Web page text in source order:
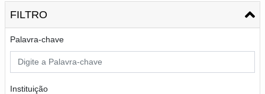
FILTRO
Palavra-chave
Instituição